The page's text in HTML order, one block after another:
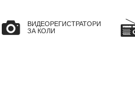
ВИДЕОРЕГИСТРАТОРИ
ЗА КОЛИ